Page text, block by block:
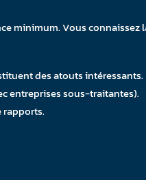
minimum. Vous
des atouts intéressants.
entreprises sous-traitantes).
rapports.